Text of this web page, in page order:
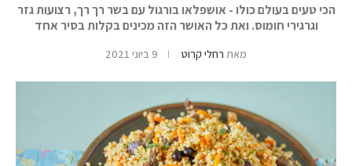
הכי טעים בעולם כולו - אושפלאו בורגול עם בשר רך רך, רצועות גזר
וגרגירי חומוס. ואת כל האושר הזה מכינים בקלות בסיר אחד
מאת רחלי קרוט 9 ביוני 2021